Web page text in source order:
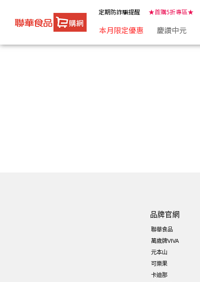
定期防詐騙提醒 ★首購5折專區★
本月限定優惠 慶讚中元
品牌官網
聯華食品
萬歲牌VIVA
元本山
可樂果
卡迪那